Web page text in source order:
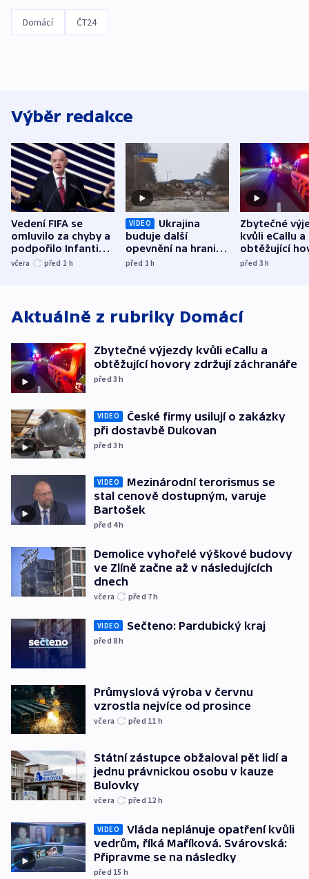
Domácí ČT24
Výběr redakce
Vedení FIFA se
omluvilo za chyby a
podpořilo Infantina.
UEFA trvá na
včera před 1 h
VIDEO
Ukrajina
buduje další
opevnění na hranici
s Běloruskem
před 1h
Zbytečné
kvůli eCallu a
obtěžující
zdržují
před 3h
Aktuálně z rubriky Domácí
Zbytečné výjezdy kvůli eCallu a
obtěžující hovory zdržují záchranáře
před 3h
VIDEO
České firmy usilují o zakázky
při dostavbě Dukovan
před 3h
VIDEO
Mezinárodní terorismus se
stal cenově dostupným, varuje
Bartošek
před 4h
Demolice vyhořelé výškové budovy
ve Zlíně začne až v následujících
dnech
včera před 7h
VIDEO Sečteno: Pardubický kraj
před 8h
Průmyslová výroba v červnu
vzrostla nejvíce od prosince
včera před 11 h
Státní zástupce obžaloval pět lidí a
jednu právnickou osobu v kauze
Bulovky
včera před 12 h
VIDEO
Vláda neplánuje opatření kvůli
vedrům, říká Maříková. Svárovská:
Připravme se na následky
před 15 h